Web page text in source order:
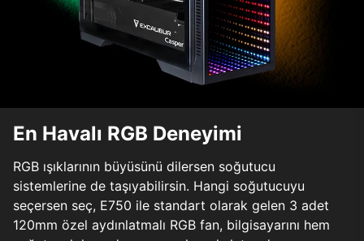
En Havalı RGB Deneyimi
RGB ışıklarının büyüsünü dilersen soğutucu
sistemlerine de taşıyabilirsin. Hangi soğutucuyu
seçersen seç, E750 ile standart olarak gelen 3 adet
120mm özel aydınlatmalı RGB fan, bilgisayarını hem